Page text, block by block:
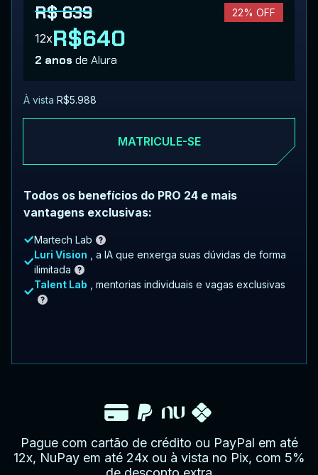
R$ 639 22% OFF
12xR$640
2 anosde Alura
À vista R$5.988
MATRICULE-SE
Todos os benefícios do PRO 24 e mais
vantagens exclusivas:
Martech Lab
Luri Vision
, a IA que enxerga suas dúvidas de forma
ilimitada
Talent Lab
, mentorias individuais e vagas exclusivas
Pague com cartão de crédito ou PayPal em até
12x, NuPay em até 24x ou à vista no Pix, com 5%